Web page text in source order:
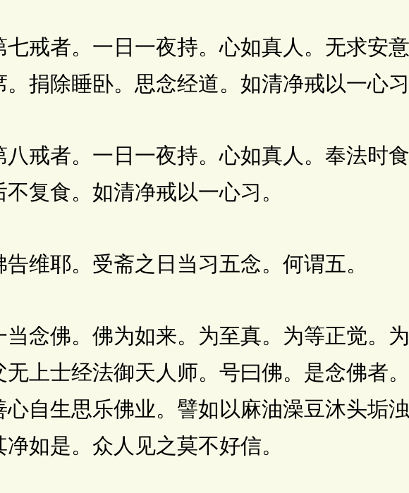
者。一日一夜持。心如真人。无求安
。捐除睡卧。思念经道。如清净戒以一心
者。一日一夜持。心如真人。奉法时
不复食。如清净戒以一心习。
耶。受斋之日当习五念。何谓五。
佛。佛为如来。为至真。为等正觉。
无上士经法御天人师。号曰佛。是念佛者
心自生思乐佛业。譬如以麻油澡豆沐头垢
净如是。众人见之莫不好信。